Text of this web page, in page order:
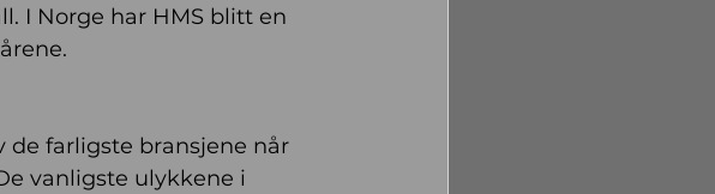
I Norge har HMS blitt en
farligste bransjene når
vanligste ulykkene i